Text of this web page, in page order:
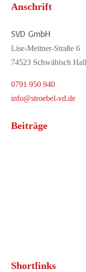
Anschrift
SVD GmbH
Lise-Meitner-Straße 6
74523 Schwäbisch Hall
0791 950 940
info@stroebel-vd.de
Beiträge
Shortlinks